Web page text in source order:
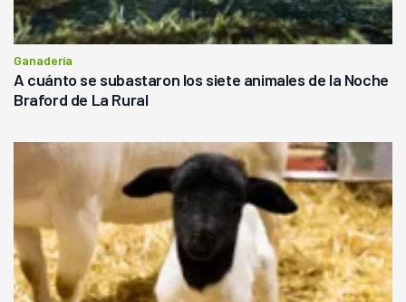
Ganadería
A cuánto se subastaron los siete animales de la Noche
Braford de La Rural